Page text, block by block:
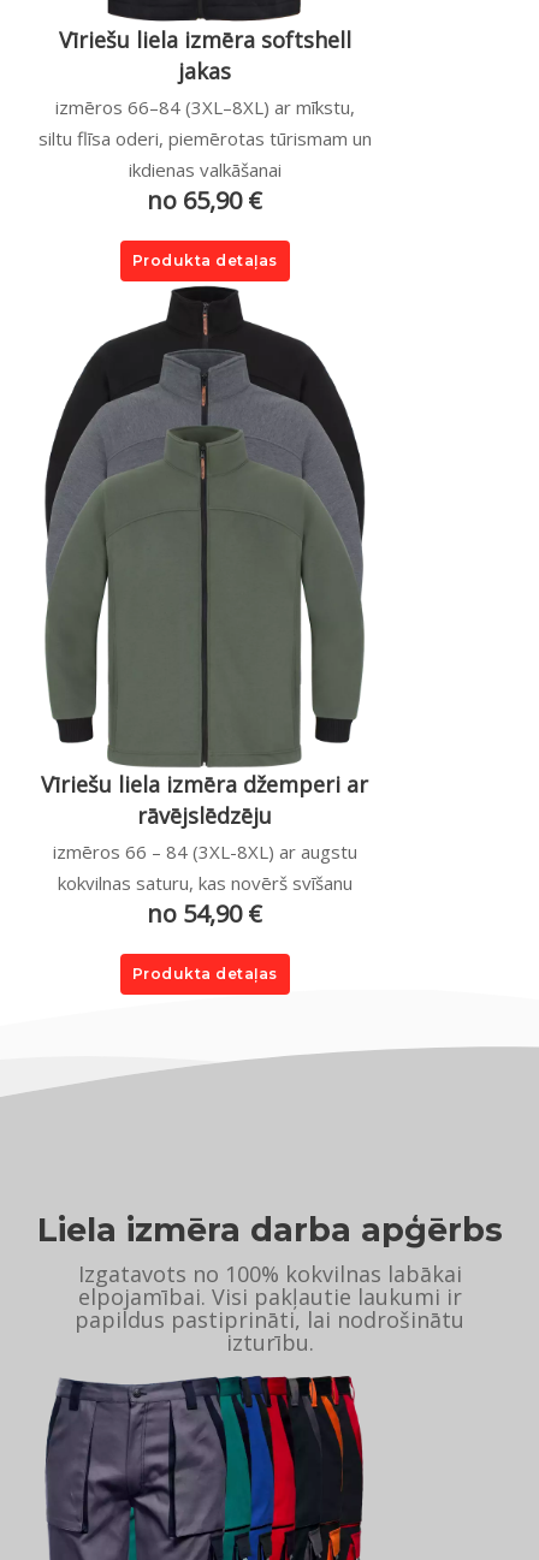
Vīriešu liela izmēra softshell
jakas
izmēros 66–84 (3XL–8XL) ar mīkstu,
siltu flīsa oderi, piemērotas tūrismam un
ikdienas valkāšanai
no 65,90 €
Produkta detaļas
Vīriešu liela izmēra džemperi ar
rāvējslēdzēju
izmēros 66 – 84 (3XL-8XL) ar augstu
kokvilnas saturu, kas novērš svīšanu
no 54,90 €
Produkta detaļas
Liela izmēra darba apģērbs
Izgatavots no 100% kokvilnas labākai
elpojamībai. Visi pakļautie laukumi ir
papildus pastiprināti, lai nodrošinātu
izturību.